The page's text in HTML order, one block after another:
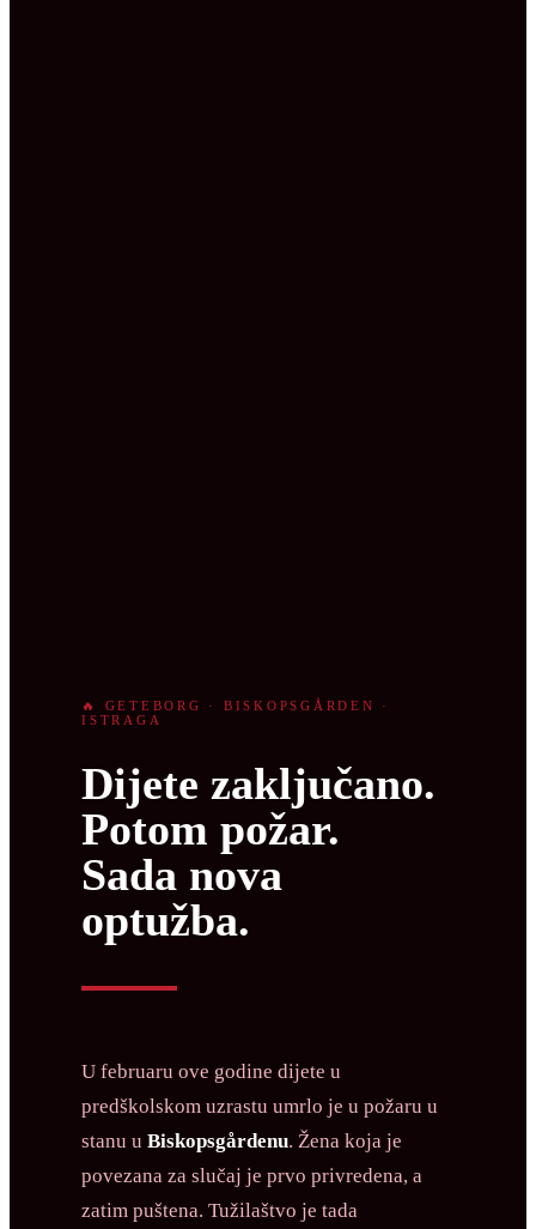
🔥 GETEBORG · BISKOPSGÅRDEN ·
ISTRAGA
Dijete zaključano.
Potom požar.
Sada nova
optužba.
U februaru ove godine dijete u
predškolskom uzrastu umrlo je u požaru u
stanu u Biskopsgårdenu. Žena koja je
povezana za slučaj je prvo privredena, a
zatim puštena. Tužilaštvo je tada